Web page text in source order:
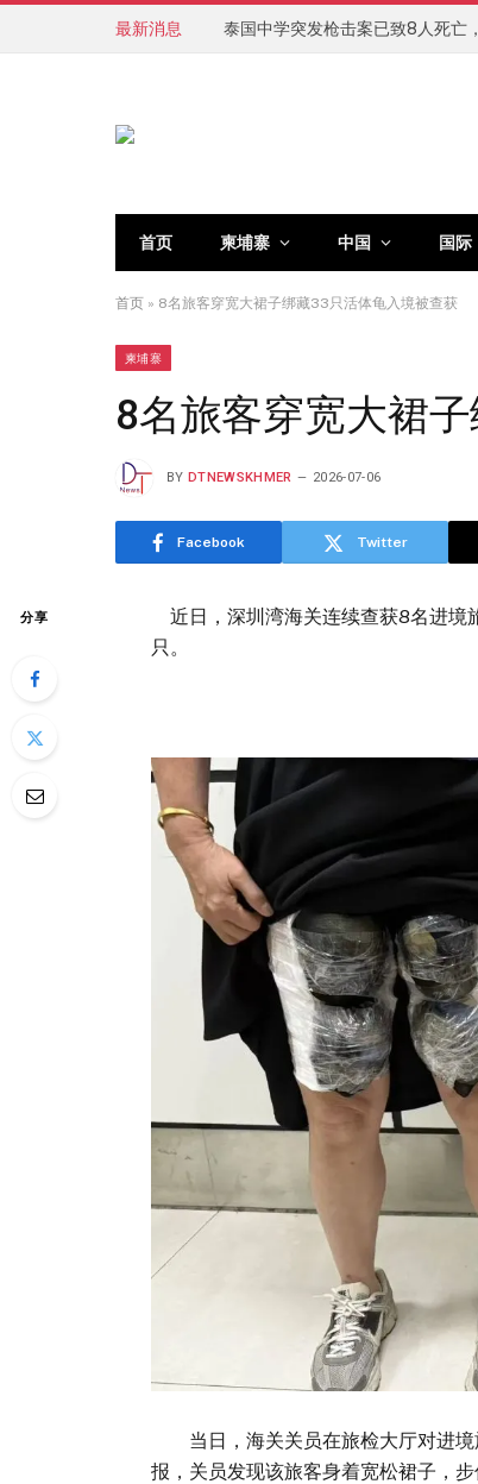
最新消息
首页 柬埔寨 中国 国际
首页 » 8名旅客穿宽大裙子绑藏33只活体龟入境被查获
柬埔寨
8名旅客穿宽大裙
BY DTNEWSKHMER 2026-07-06
Facebook Twitter
分享
近日，深圳湾海关连续查获8名进境
只。
当日，海关关员在旅检大厅对进境
报，关员发现该旅客身着宽松裙子，